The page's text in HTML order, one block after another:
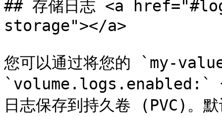
## 存储日志 <a
storage"></a>
您可以通过将您的 `my-
`volume.logs.enabled:`
日志保存到持久卷 (PVC)。